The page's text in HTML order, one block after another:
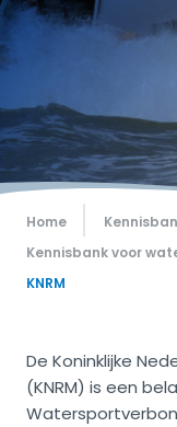
Home
Kennisbank voor
KNRM
De Koninklijke
(KNRM) is een